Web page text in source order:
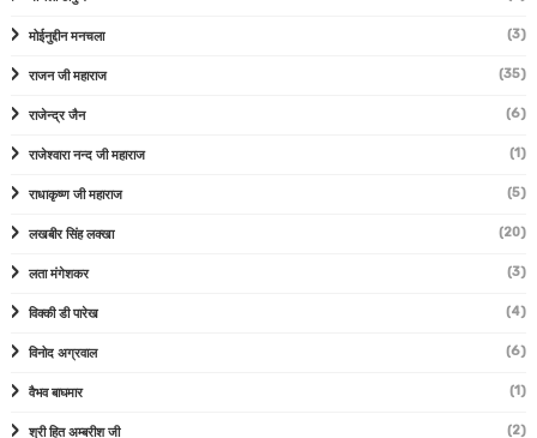
मोईनुद्दीन मनचला (3)
राजन जी महाराज (35)
राजेन्द्र जैन (6)
राजेश्वारा नन्द जी महाराज (1)
राधाकृष्ण जी महाराज (5)
लखबीर सिंह लक्खा (20)
लता मंगेशकर (3)
विक्की डी पारेख (4)
विनोद अग्रवाल (6)
वैभव बाघमार (1)
श्री हित अम्बरीश जी (2)